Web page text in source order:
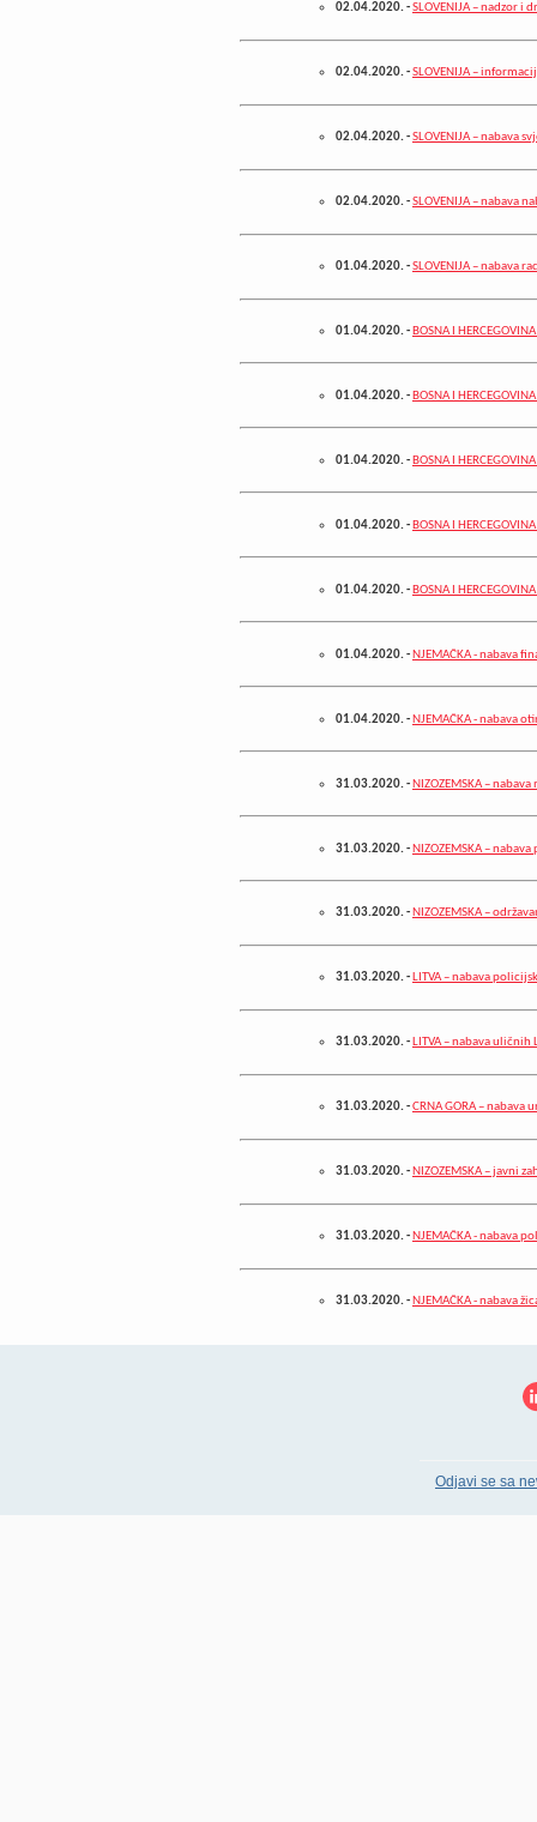
02.04.2020.-SLOVENIJA – nadzor i
02.04.2020.-SLOVENIJA –
02.04.2020.-SLOVENIJA – nabava
02.04.2020.-SLOVENIJA – nabava
01.04.2020.-SLOVENIJA – nabava
01.04.2020.- BOSNA I
01.04.2020.- BOSNA I
01.04.2020.- BOSNA I
01.04.2020.- BOSNA I
01.04.2020.- BOSNA I
01.04.2020.- NJEMAČKA - nabava
01.04.2020.- NJEMAČKA - nabava
31.03.2020.- NIZOZEMSKA –
31.03.2020.- NIZOZEMSKA –
31.03.2020.-NIZOZEMSKA –
31.03.2020.-LITVA – nabava
31.03.2020.-LITVA – nabava uličnih
31.03.2020.-CRNA GORA – nabava
31.03.2020.-NIZOZEMSKA – javni
31.03.2020.- NJEMAČKA - nabava
31.03.2020.- NJEMAČKA - nabava
Odjavi se sa